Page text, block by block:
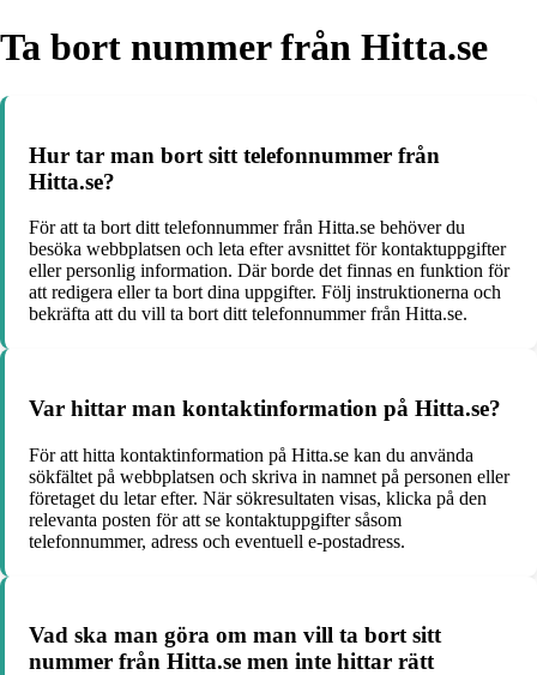
Ta bort nummer från Hitta.se
Hur tar man bort sitt telefonnummer från
Hitta.se?
För att ta bort ditt telefonnummer från Hitta.se behöver du
besöka webbplatsen och leta efter avsnittet för kontaktuppgifter
eller personlig information. Där borde det finnas en funktion för
att redigera eller ta bort dina uppgifter. Följ instruktionerna och
bekräfta att du vill ta bort ditt telefonnummer från Hitta.se.
Var hittar man kontaktinformation på Hitta.se?
För att hitta kontaktinformation på Hitta.se kan du använda
sökfältet på webbplatsen och skriva in namnet på personen eller
företaget du letar efter. När sökresultaten visas, klicka på den
relevanta posten för att se kontaktuppgifter såsom
telefonnummer, adress och eventuell e-postadress.
Vad ska man göra om man vill ta bort sitt
nummer från Hitta.se men inte hittar rätt